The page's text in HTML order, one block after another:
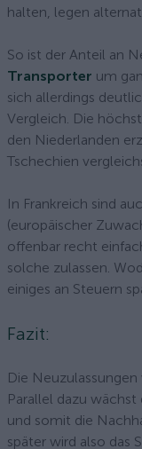
halten, legen
So ist der Anteil an
Transporter um
sich allerdings
Vergleich. Die
den Niederlanden
Tschechien
In Frankreich sind
(europäischer
offenbar recht
solche zulassen.
einiges an Steuern
Fazit:
Die
Parallel dazu
und somit die
später wird also das